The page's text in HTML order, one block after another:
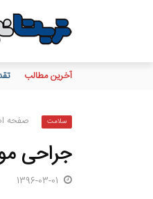
آخرین مطالب
سلامت صفحه
جراحی
1396-03-01